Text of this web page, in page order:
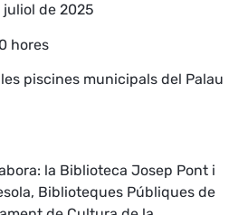
juliol de 2025
hores
piscines municipals del Palau
la Biblioteca Josep Pont i
Biblioteques Públiques de